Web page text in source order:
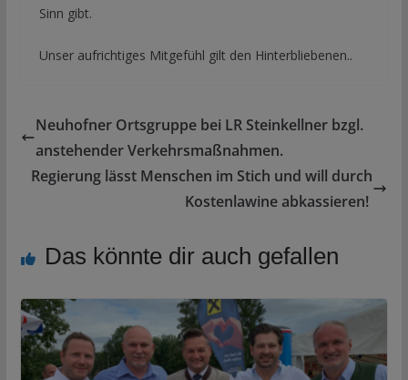
Sinn gibt.
Unser aufrichtiges Mitgefühl gilt den Hinterbliebenen..
Neuhofner Ortsgruppe bei LR Steinkellner bzgl.
anstehender Verkehrsmaßnahmen.
Regierung lässt Menschen im Stich und will durch
Kostenlawine abkassieren!
Das könnte dir auch gefallen